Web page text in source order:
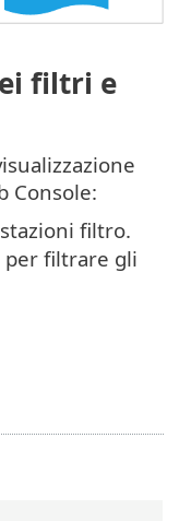
filtri e
Console:
filtro.
per filtrare gli